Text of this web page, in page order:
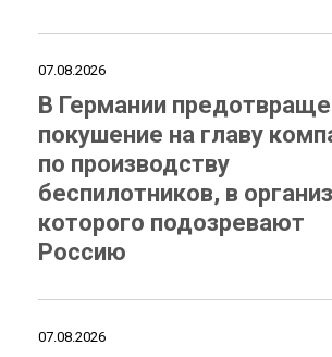
07.08.2026
В Германии
покушение на главу
по производству
беспилотников, в
которого подозревают
Россию
07.08.2026